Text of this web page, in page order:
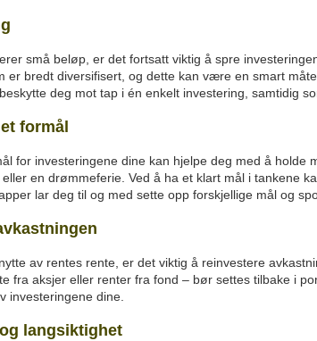
små beløp, er det fortsatt viktig å spre
er bredt diversifisert, og dette kan være en smart
deg mot tap i én enkelt investering, samtidig
formål
for investeringene dine kan hjelpe deg med å
en drømmeferie. Ved å ha et klart mål i tankene
lar deg til og med sette opp forskjellige mål og
av rentes rente, er det viktig å reinvestere
fra aksjer eller renter fra fond – bør settes tilbake i
investeringene dine.
langsiktighet